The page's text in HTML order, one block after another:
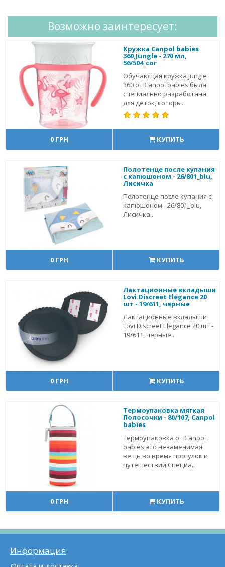
Возможно заинтересует:
Кружка Canpol babies
360,Jungle - 270 мл,
56/504_cor
Обучающая кружка Jungle
360 от Canpol babies была
специально разработана
для деток, которы..
0 ГРН КУПИТЬ
Полотенце после купания
с капюшоном - 26/801_blu,
Лисичка
Полотенце после купания с
капюшоном - 26/801_blu,
Лисичка..
0 ГРН КУПИТЬ
Лактационные вкладыши
Lovi Discreet Elegance 20
шт - 19/611, черные
Лактационные вкладыши
Lovi Discreet Elegance 20 шт -
19/611, черные..
0 ГРН КУПИТЬ
Термоупаковка мягкая
Полосочки - 80/107, Canpol
babies
Термоупаковка от Canpol
babies это незаменимая
вещь во время прогулок и
путешествий.Специа..
0 ГРН КУПИТЬ
Информация